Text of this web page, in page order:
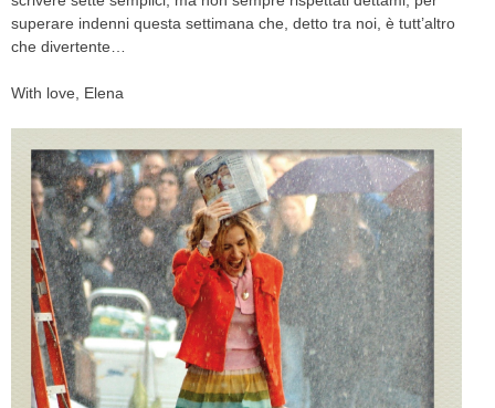
ARCHIVES
superare indenni questa settimana che, detto tra noi, è tutt’altro
che divertente…
With love, Elena